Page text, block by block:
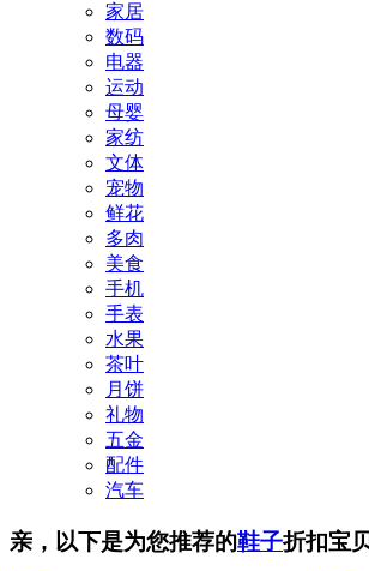
家居
数码
电器
运动
母婴
家纺
文体
宠物
鲜花
多肉
美食
手机
手表
水果
茶叶
月饼
礼物
五金
配件
汽车
亲，以下是为您推荐的鞋子折扣宝